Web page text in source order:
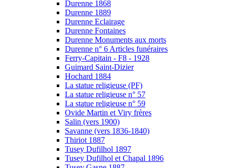
Durenne 1868
Durenne 1889
Durenne Eclairage
Durenne Fontaines
Durenne Monuments aux morts
Durenne n° 6 Articles funéraires
Ferry-Capitain - F8 - 1928
Guimard Saint-Dizier
Hochard 1884
La statue religieuse (PF)
La statue religieuse n° 57
La statue religieuse n° 59
Ovide Martin et Viry frères
Salin (vers 1900)
Savanne (vers 1836-1840)
Thiriot 1887
Tusey Dufilhol 1897
Tusey Dufilhol et Chapal 1896